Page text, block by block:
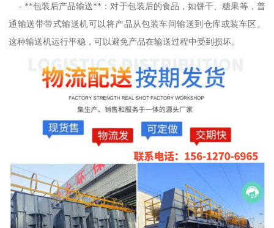
- **包装后产品输送**：对于包装后的食品，如饼干、糖果等，普
通输送带带式输送机可以将产品从包装车间输送到仓库或装车区。
这种输送机运行平稳，可以避免产品在输送过程中受到损坏。